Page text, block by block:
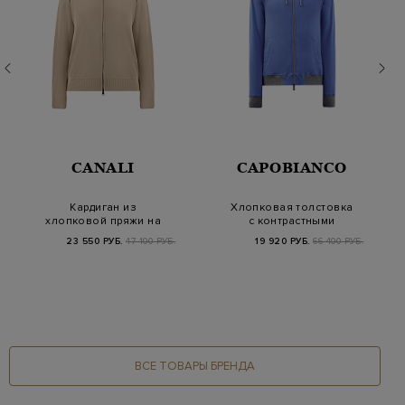
CANALI
Кардиган из
хлопковой пряжи на
молнии с кожаным
пуллер…
23 550 РУБ. 47 100 РУБ.
CAPOBIANCO
Хлопковая толстовка
с контрастными
вставками и
капюшон…
19 920 РУБ. 66 400 РУБ.
ВСЕ ТОВАРЫ БРЕНДА